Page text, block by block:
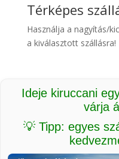
Térképes
Használja a nagyítás/
a kiválasztott szállásra!
Ideje kiruccani
várja
💡 Tipp: egyes